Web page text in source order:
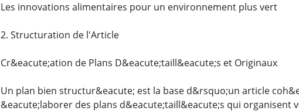
Les innovations alimentaires pour un environnement plus vert
2. Structuration de l'Article
Cr&eacute;ation de Plans D&eacute;taill&eacute;s et Originaux
Un plan bien structur&eacute; est la base d&rsquo;un article
&eacute;laborer des plans d&eacute;taill&eacute;s qui organisent